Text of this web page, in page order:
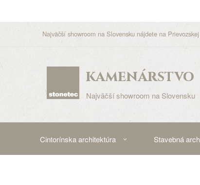
Najväčší showroom na Slovensku nájdete na
kamenárstvo
Najväčší showroom na Slovensku
Cintorínska architektúra Stavebná